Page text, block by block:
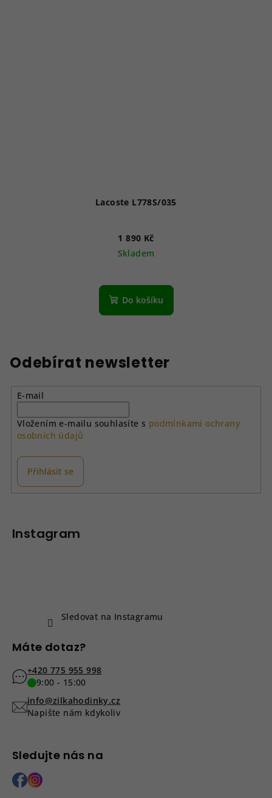
Lacoste L778S/035
1 890 Kč
Skladem
Do košíku
Odebírat newsletter
E-mail
Vložením e-mailu souhlasíte s podmínkami ochrany
osobních údajů
Přihlásit se
Instagram
Sledovat na Instagramu
Máte dotaz?
+420 775 955 998
9:00 - 15:00
info@zilkahodinky.cz
Napište nám kdykoliv
Sledujte nás na